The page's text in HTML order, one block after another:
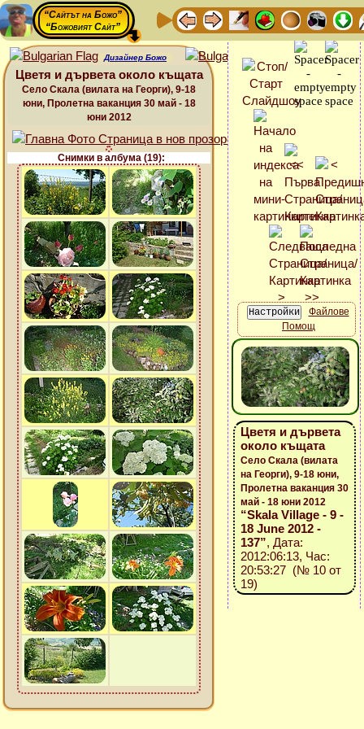
“Сайтът на Божо”
“Божовият Сайт”
Дизайнер Божо
Цветя и дървета около къщата
Село Скала (вилата на Георги), 9-18
юни, Пролетна ваканция 30 май - 18
юни 2012
Снимки в албума (19):
Файлове
Помощ
Цветя и дървета
около къщата
Село Скала (вилата
на Георги), 9-18 юни,
Пролетна ваканция 30
май - 18 юни 2012
“Skala Village - 9 -
18 June 2012 -
137”, Дата:
2012:06:13, Час:
20:53:27 (№ 10 от
19)